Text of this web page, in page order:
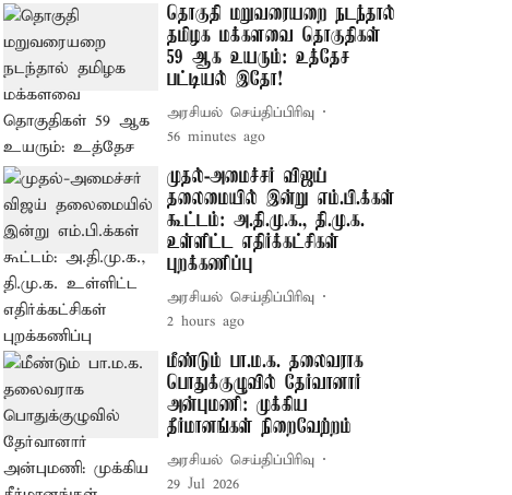
தொகுதி மறுவரையறை நடந்தால்
தமிழக மக்களவை தொகுதிகள்
59 ஆக உயரும்: உத்தேச
பட்டியல் இதோ!
அரசியல் செய்திப்பிரிவு
56 minutes ago
முதல்-அமைச்சர் விஜய்
தலைமையில் இன்று எம்.பி.க்கள்
கூட்டம்: அ.தி.மு.க., தி.மு.க.
உள்ளிட்ட எதிர்க்கட்சிகள்
புறக்கணிப்பு
அரசியல் செய்திப்பிரிவு
2 hours ago
மீண்டும் பா.ம.க. தலைவராக
பொதுக்குழுவில் தேர்வானார்
அன்புமணி: முக்கிய
தீர்மானங்கள் நிறைவேற்றம்
அரசியல் செய்திப்பிரிவு
29 Jul 2026